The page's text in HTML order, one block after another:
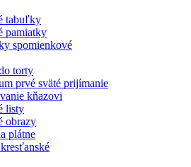
tabuľky
pamiatky
spomienkové
torty
prvé sväté prijímanie
kňazovi
listy
obrazy
plátne